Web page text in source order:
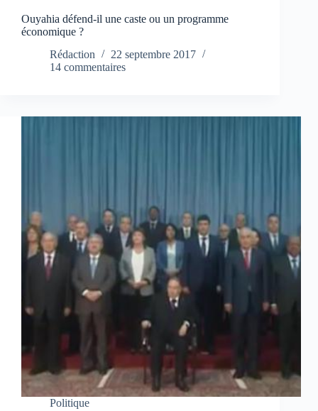
Ouyahia défend-il une caste ou un programme
économique ?
Rédaction
22 septembre 2017
14 commentaires
Politique